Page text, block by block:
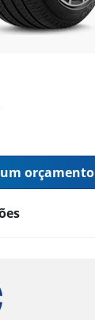
orçamento